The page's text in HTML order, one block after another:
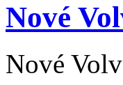
Nové
Nové